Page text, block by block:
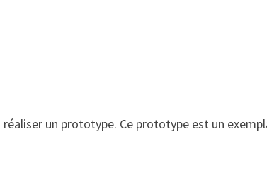
un prototype. Ce prototype est un